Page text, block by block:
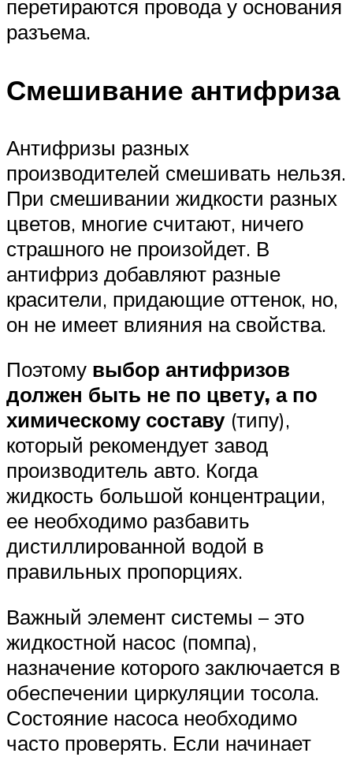
перетираются провода у основания
разъема.
Смешивание антифриза
Антифризы разных
производителей смешивать нельзя.
При смешивании жидкости разных
цветов, многие считают, ничего
страшного не произойдет. В
антифриз добавляют разные
красители, придающие оттенок, но,
он не имеет влияния на свойства.
Поэтому выбор антифризов
должен быть не по цвету, а по
химическому составу(типу),
который рекомендует завод
производитель авто. Когда
жидкость большой концентрации,
ее необходимо разбавить
дистиллированной водой в
правильных пропорциях.
Важный элемент системы – это
жидкостной насос (помпа),
назначение которого заключается в
обеспечении циркуляции тосола.
Состояние насоса необходимо
часто проверять. Если начинает